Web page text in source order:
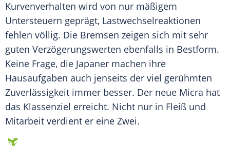
Kurvenverhalten wird von nur mäßigem
Untersteuern geprägt, Lastwechselreaktionen
fehlen völlig. Die Bremsen zeigen sich mit sehr
guten Verzögerungswerten ebenfalls in Bestform.
Keine Frage, die Japaner machen ihre
Hausaufgaben auch jenseits der viel gerühmten
Zuverlässigkeit immer besser. Der neue Micra hat
das Klassenziel erreicht. Nicht nur in Fleiß und
Mitarbeit verdient er eine Zwei.